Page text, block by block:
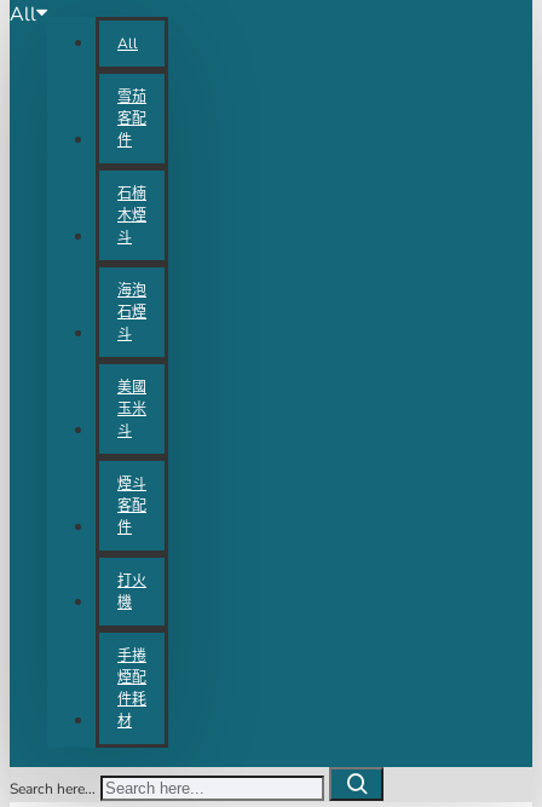
All
All
雪茄
客配
件
石楠
木煙
斗
海泡
石煙
斗
美國
玉米
斗
煙斗
客配
件
打火
機
手捲
煙配
件耗
材
Search here...